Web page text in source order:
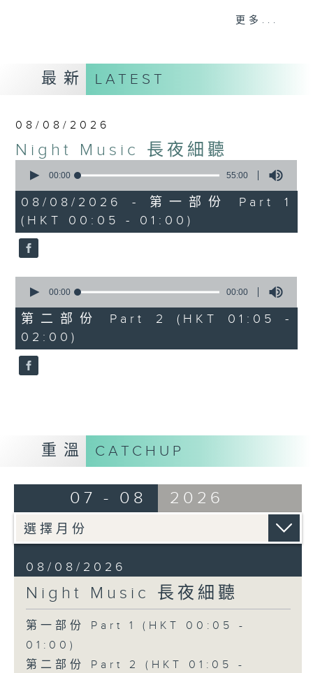
When you are alone and sleepless,
「長夜細聽」節目當然少不了氣質優雅的作
品，每晚亦會精選一些中國音樂送上。週五和
如果哪天你不能入睡，別忘了第四台這裡總有
更多...
最新 LATEST
08/08/2026
Night Music 長夜細聽
seconds
55
minutes,
0
seconds
00:00 55:00
08/08/2026 - 第一部份 Part 1
(HKT 00:05 - 01:00)
seconds
0
seconds
00:00 00:00
第二部份 Part 2 (HKT 01:05 -
02:00)
重溫 CATCHUP
07 - 08 2026
08/08/2026
Night Music 長夜細聽
第一部份 Part 1 (HKT 00:05 -
01:00)
第二部份 Part 2 (HKT 01:05 -